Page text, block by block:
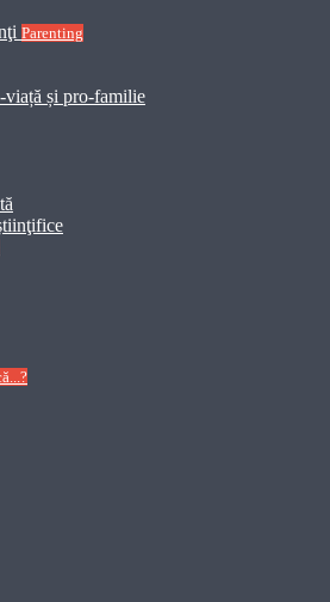
Parenting
viață și pro-familie